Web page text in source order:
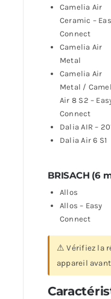
Camelia Air
Ceramic –
Connect
Camelia Air
Metal
Camelia Air
Metal /
Air 8 S2 –
Connect
Dalia AIR –
Dalia Air 6 S1
BRISACH (6
Allos
Allos – Easy
Connect
⚠ Vérifiez la
appareil